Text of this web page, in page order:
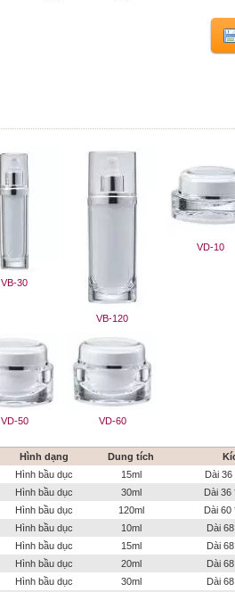
VB-30
VB-120
VD-10
VD-50 VD-60
Hình dạng Dung tích
Hình bầu dục 15ml
Dài 36
Hình bầu dục 30ml
Dài 36
Hình bầu dục 120ml
Dài 60
Hình bầu dục 10ml
Dài
Hình bầu dục 15ml
Dài
Hình bầu dục 20ml
Dài
Hình bầu dục 30ml
Dài